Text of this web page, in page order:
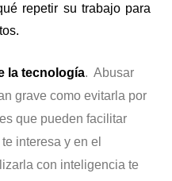
repetir su trabajo para
la tecnología. Abusar
grave como evitarla por
que pueden facilitar
interesa y en el
con inteligencia te